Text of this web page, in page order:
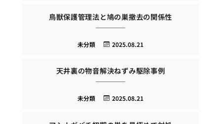
鳥獣保護管理法と鳩の巣撤去の関係性
2025.08.21
未分類
天井裏の物音解決ねずみ駆除事例
2025.08.21
未分類